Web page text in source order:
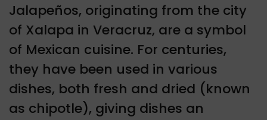
Jalapeños, originating from the city
of Xalapa in Veracruz, are a symbol
of Mexican cuisine. For centuries,
they have been used in various
dishes, both fresh and dried (known
as chipotle), giving dishes an